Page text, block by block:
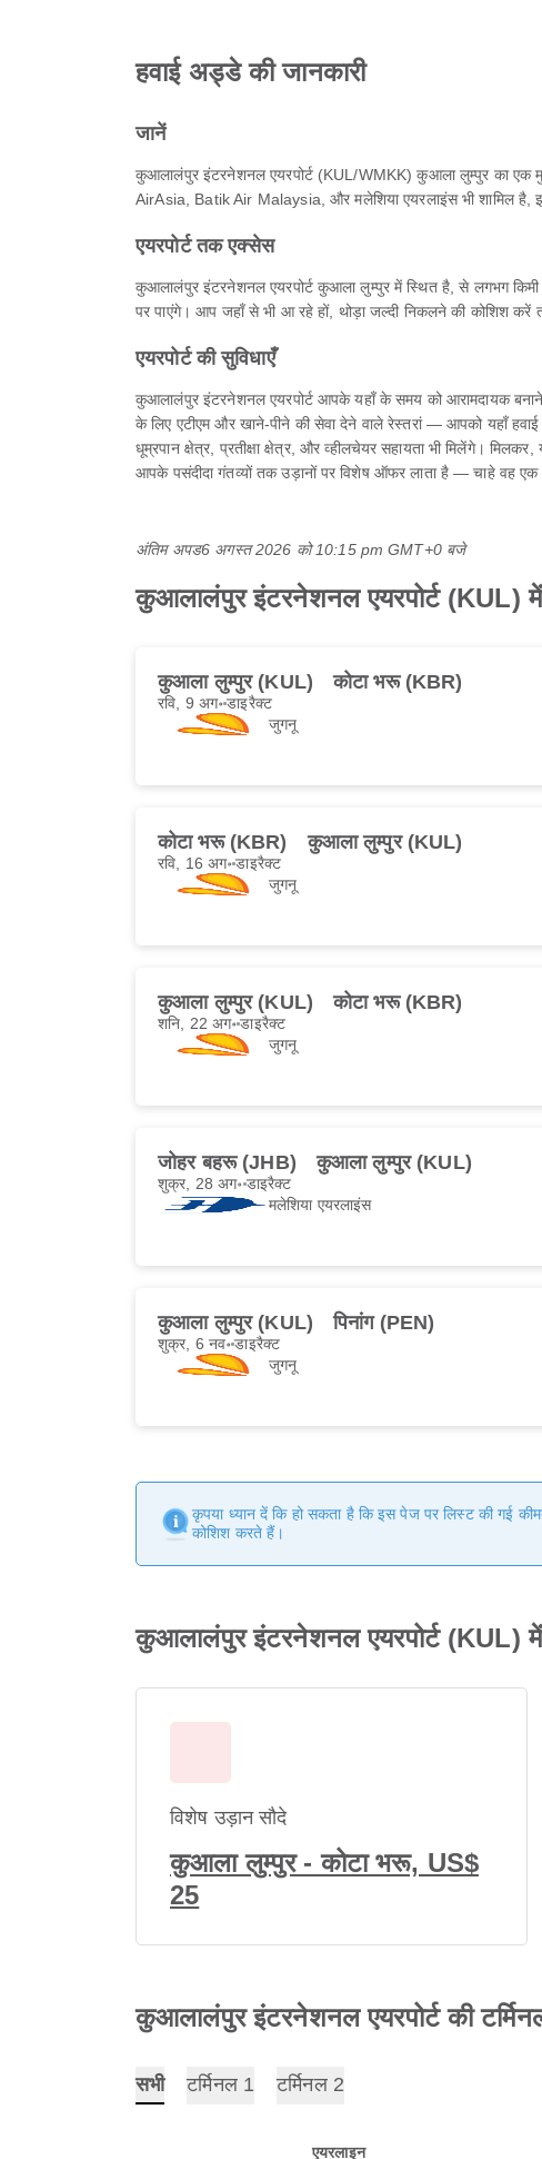
हवाई अड्डे की जानकारी
जानें
कुआलालंपुर इंटरनेशनल एयरपोर्ट (KUL/WMKK) कुआला लुम्पुर का एक
AirAsia, Batik Air Malaysia, और मलेशिया एयरलाइंस भी शामिल है,
एयरपोर्ट तक एक्सेस
कुआलालंपुर इंटरनेशनल एयरपोर्ट कुआला लुम्पुर में स्थित है, से लगभग
पर पाएंगे। आप जहाँ से भी आ रहे हों, थोड़ा जल्दी निकलने की कोशिश करें
एयरपोर्ट की सुविधाएँ
कुआलालंपुर इंटरनेशनल एयरपोर्ट आपके यहाँ के समय को आरामदायक
के लिए एटीएम और खाने-पीने की सेवा देने वाले रेस्तरां — आपको यहाँ हवाई
धूम्रपान क्षेत्र, प्रतीक्षा क्षेत्र, और व्हीलचेयर सहायता भी मिलेंगे।
आपके पसंदीदा गंतव्यों तक उड़ानों पर विशेष ऑफर लाता है — चाहे वह
अंतिम अपड6 अगस्त 2026 को 10:15 pm GMT+0 बजे
कुआलालंपुर इंटरनेशनल एयरपोर्ट (KUL)
कुआला लुम्पुर (KUL) कोटा भरू (KBR)
रवि, 9 अग॰डाइरैक्ट
जुगनू
कोटा भरू (KBR) कुआला लुम्पुर (KUL)
रवि, 16 अग॰डाइरैक्ट
जुगनू
कुआला लुम्पुर (KUL) कोटा भरू (KBR)
शनि, 22 अग॰डाइरैक्ट
जुगनू
जोहर बहरू (JHB) कुआला लुम्पुर (KUL)
शुक्र, 28 अग॰ डाइरैक्ट
मलेशिया एयरलाइंस
कुआला लुम्पुर (KUL) पिनांग (PEN)
शुक्र, 6 नव॰डाइरैक्ट
जुगनू
कृपया ध्यान दें कि हो सकता है कि इस पेज पर लिस्ट की गई
कोशिश करते हैं।
कुआलालंपुर इंटरनेशनल एयरपोर्ट (KUL) में
विशेष उड़ान सौदे
कुआला लुम्पुर - कोटा भरू, US$
25
कुआलालंपुर इंटरनेशनल एयरपोर्ट की
सभी टर्मिनल 1 टर्मिनल 2
एयरलाइन